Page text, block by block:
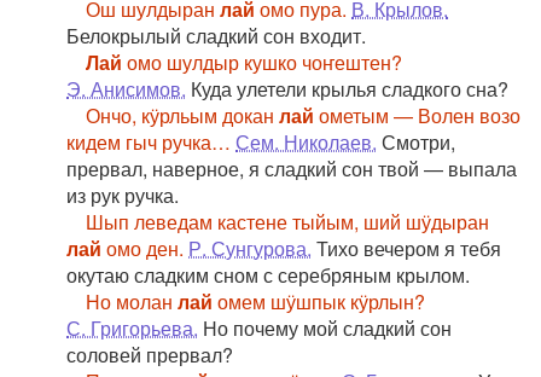
Ош шулдыран лай омо пура. В. Крылов.
Белокрылый сладкий сон входит.
Лай омо шулдыр кушко чоҥештен?
Э. Анисимов. Куда улетели крылья сладкого сна?
Ончо, кӱрльым докан лай ометым — Волен возо
кидем гыч ручка… Сем. Николаев. Смотри,
прервал, наверное, я сладкий сон твой — выпала
из рук ручка.
Шып леведам кастене тыйым, ший шӱдыран
лай омо ден. Р. Сунгурова. Тихо вечером я тебя
окутаю сладким сном с серебряным крылом.
Но молан лай омем шӱшпык кӱрлын?
С. Григорьева. Но почему мой сладкий сон
соловей прервал?